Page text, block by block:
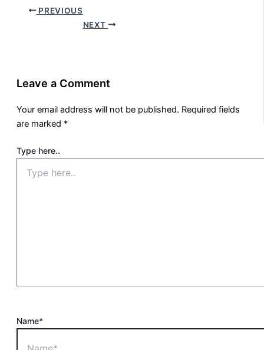
PREVIOUS
NEXT
Leave a Comment
Your email address will not be published. Required fields
are marked *
Type here..
Name*